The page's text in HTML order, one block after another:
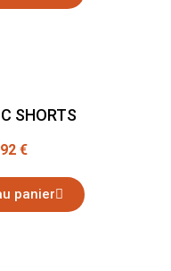
SHORTS
€
panier